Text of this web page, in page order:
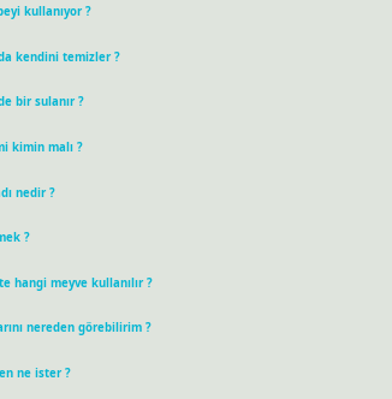
kullanıyor ?
kendini temizler ?
bir sulanır ?
kimin malı ?
nedir ?
?
hangi meyve kullanılır ?
nereden görebilirim ?
ne ister ?